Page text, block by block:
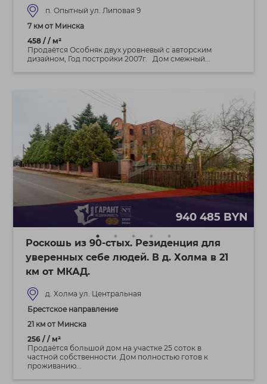
п. Опытный ул. Липовая 9
7 км от Минска
458 / / м²
Продаётся Особняк двух уровневый с авторским
дизайном, Год постройки 2007г. Дом смежный...
940 485 BYN
Роскошь из 90-стых. Резиденция для
уверенных себе людей. В д. Холма в 21
км от МКАД.
д. Холма ул. Центральная
Брестское направление
21 км от Минска
256 / / м²
Продаётся большой дом на участке 25 соток в
частной собственности. Дом полностью готов к
проживанию...